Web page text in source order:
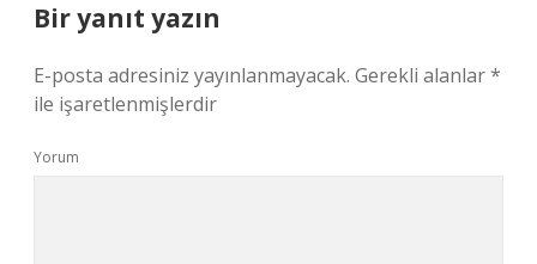
Bir yanıt yazın
E-posta adresiniz yayınlanmayacak. Gerekli alanlar*
ile işaretlenmişlerdir
Yorum